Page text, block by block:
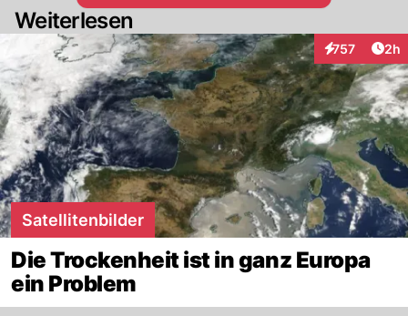
Weiterlesen
757
Interaktionen
2h
Satellitenbilder
Die Trockenheit ist in ganz Europa
ein Problem